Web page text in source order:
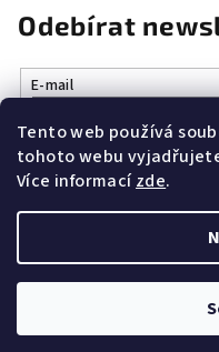
Tento web používá
tohoto webu
Více informacízde.
Odebírat
E-mail
Vložením e-mailu
údajů